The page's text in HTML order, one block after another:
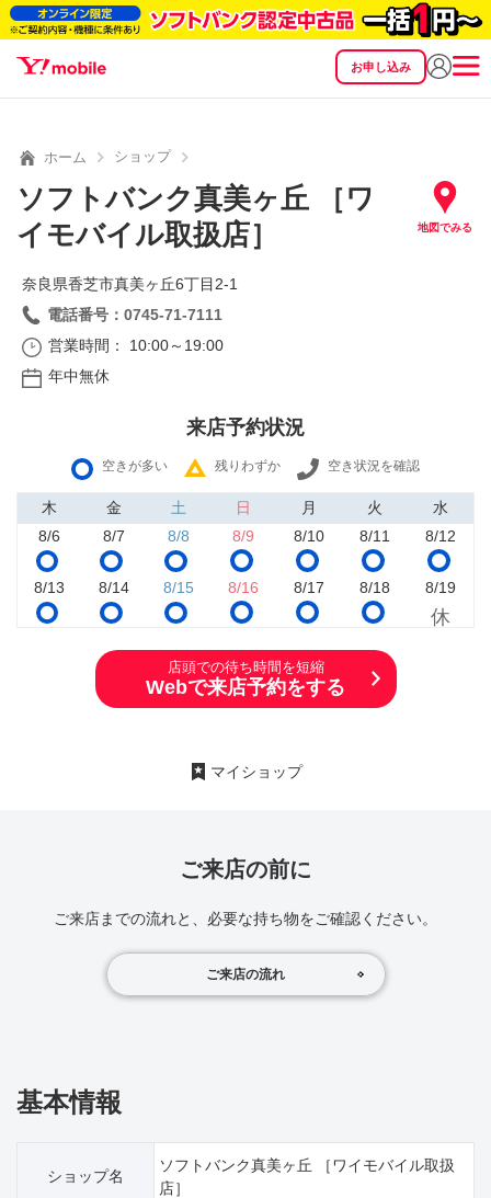
お申し込み
SEARCH
ホーム ショップ
ソフトバンク真美ヶ丘 ［ワ
イモバイル取扱店］
地図でみる
奈良県香芝市真美ヶ丘6丁目2‐1
電話番号：0745-71-7111
営業時間： 10:00～19:00
年中無休
来店予約状況
空きが多い 残りわずか 空き状況を確認
木 金 土 日 月 火
水
8/6
8/7 8/8 8/9 8/10 8/11 8/12
8/13 8/14 8/15 8/16 8/17 8/18 8/19
店頭での待ち時間を短縮
Webで来店予約をする
マイショップ
ご来店の前に
ご来店までの流れと、必要な持ち物をご確認ください。
ご来店の流れ
基本情報
ショップ名
ソフトバンク真美ヶ丘 ［ワイモバイル取扱
店］